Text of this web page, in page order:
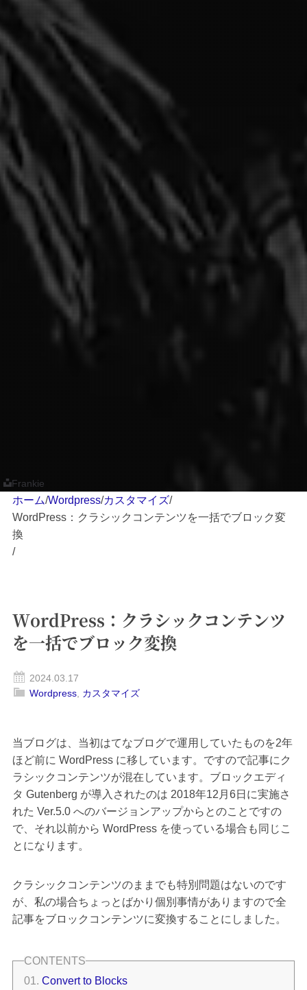
Frankie
ホーム/Wordpress/カスタマイズ/
WordPress：クラシックコンテンツを一括でブロック変
換
/
WordPress：クラシックコンテンツ
を一括でブロック変換
2024.03.17
Wordpress, カスタマイズ
当ブログは、当初はてなブログで運用していたものを2年
ほど前に WordPress に移しています。ですので記事にク
ラシックコンテンツが混在しています。ブロックエディ
タ Gutenberg が導入されたのは 2018年12月6日に実施さ
れた Ver.5.0 へのバージョンアップからとのことですの
で、それ以前から WordPress を使っている場合も同じこ
とになります。
クラシックコンテンツのままでも特別問題はないのです
が、私の場合ちょっとばかり個別事情がありますので全
記事をブロックコンテンツに変換することにしました。
Convert to Blocks